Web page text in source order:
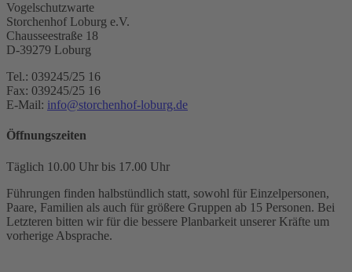
Vogelschutzwarte
Storchenhof Loburg e.V.
Chausseestraße 18
D-39279 Loburg
Tel.: 039245/25 16
Fax: 039245/25 16
E-Mail: info@storchenhof-loburg.de
Öffnungszeiten
Täglich 10.00 Uhr bis 17.00 Uhr
Führungen finden halbstündlich statt, sowohl für Einzelpersonen,
Paare, Familien als auch für größere Gruppen ab 15 Personen. Bei
Letzteren bitten wir für die bessere Planbarkeit unserer Kräfte um
vorherige Absprache.